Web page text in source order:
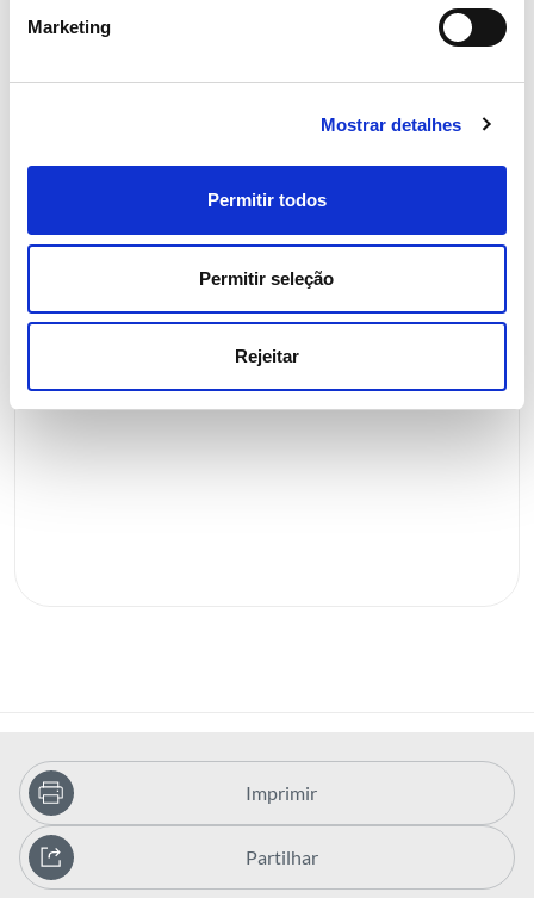
Marketing
Mostrar detalhes
Permitir todos
Permitir seleção
Rejeitar
Portugal regista novos máximos
verão
Eletricidade
Imprimir
Partilhar